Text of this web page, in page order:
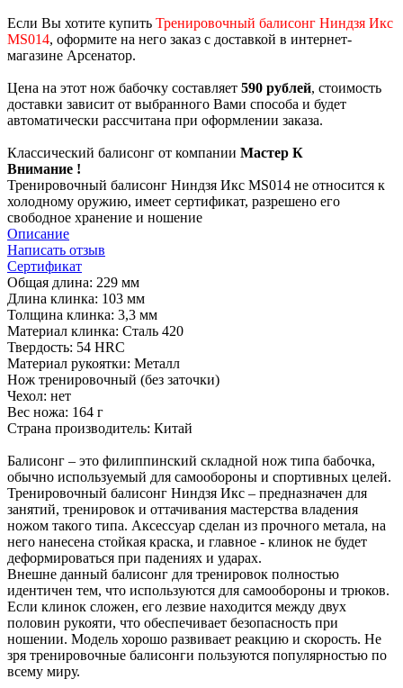
Если Вы хотите купить Тренировочный балисонг Ниндзя Икс
MS014, оформите на него заказ с доставкой в интернет-
магазине Арсенатор.
Цена на этот нож бабочку составляет 590 рублей, стоимость
доставки зависит от выбранного Вами способа и будет
автоматически рассчитана при оформлении заказа.
Классический балисонг от компании Мастер К
Внимание !
Тренировочный балисонг Ниндзя Икс MS014 не относится к
холодному оружию, имеет сертификат, разрешено его
свободное хранение и ношение
Описание
Написать отзыв
Сертификат
Общая длина: 229 мм
Длина клинка: 103 мм
Толщина клинка: 3,3 мм
Материал клинка: Сталь 420
Твердость: 54 HRC
Материал рукоятки: Металл
Нож тренировочный (без заточки)
Чехол: нет
Вес ножа: 164 г
Страна производитель: Китай
Балисонг – это филиппинский складной нож типа бабочка,
обычно используемый для самообороны и спортивных целей.
Тренировочный балисонг Ниндзя Икс – предназначен для
занятий, тренировок и оттачивания мастерства владения
ножом такого типа. Аксессуар сделан из прочного метала, на
него нанесена стойкая краска, и главное - клинок не будет
деформироваться при падениях и ударах.
Внешне данный балисонг для тренировок полностью
идентичен тем, что используются для самообороны и трюков.
Если клинок сложен, его лезвие находится между двух
половин рукояти, что обеспечивает безопасность при
ношении. Модель хорошо развивает реакцию и скорость. Не
зря тренировочные балисонги пользуются популярностью по
всему миру.